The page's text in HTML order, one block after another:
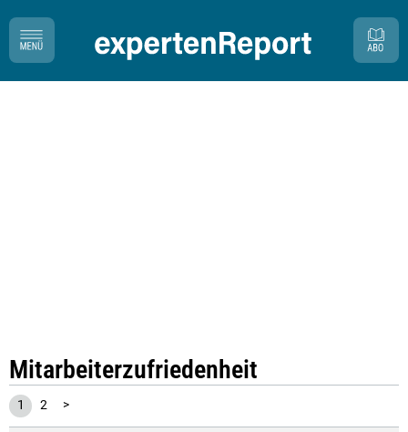
Mitarbeiterzufriedenheit
1 2 >